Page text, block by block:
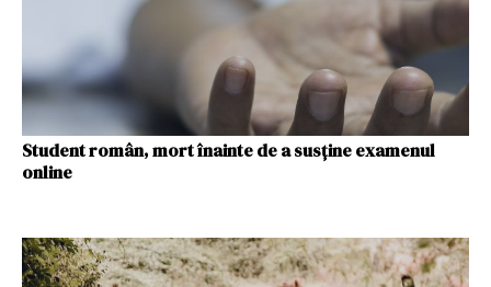
Student român, mort înainte de a susține examenul
online